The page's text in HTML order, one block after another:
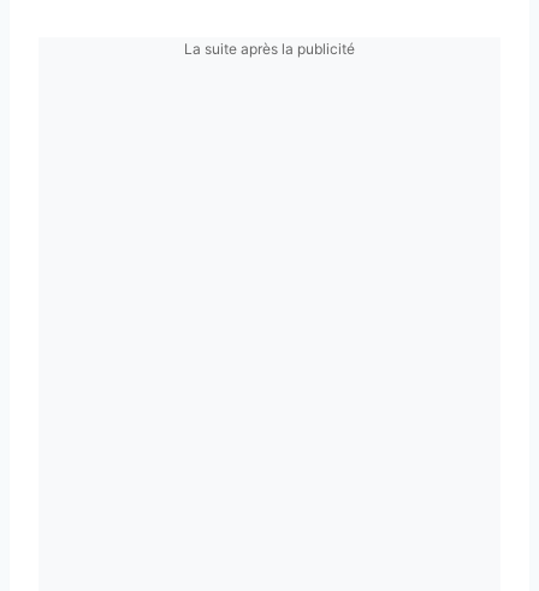
La suite après la publicité